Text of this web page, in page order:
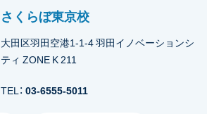
さくらぼ東京校
大田区羽田空港1-1-4 羽田イノベーションシ
ティ ZONE K 211
TEL： 03-6555-5011